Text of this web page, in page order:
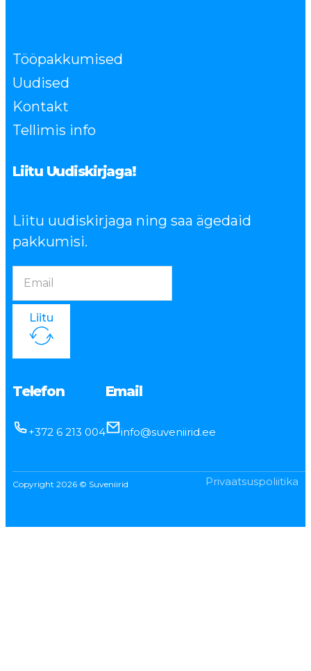
Tööpakkumised
Uudised
Kontakt
Tellimis info
Liitu Uudiskirjaga!
Liitu uudiskirjaga ning saa ägedaid
pakkumisi.
Liitu
Telefon
+372 6 213 004
Email
info@suveniirid.ee
Copyright 2026 © Suveniirid Privaatsuspoliitika